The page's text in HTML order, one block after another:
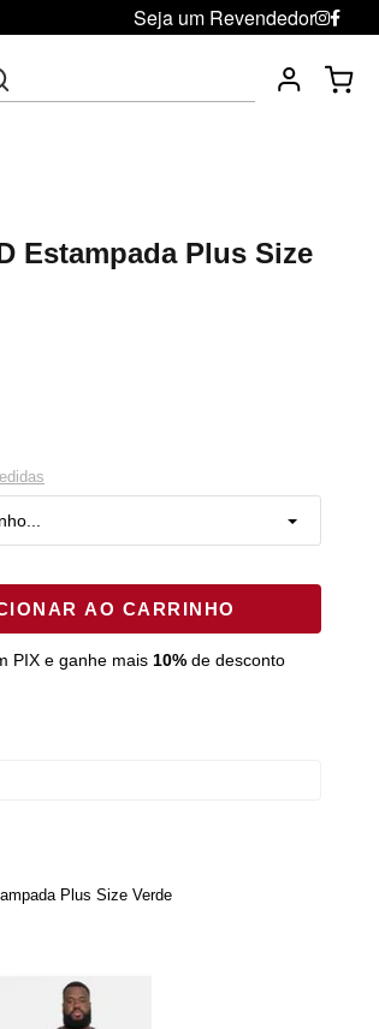
Seja um Revendedor
Estampada Plus Size
Restam mais de 6 itens
Esgotado
AO CARRINHO
PIX e ganhe mais 10%de desconto
Plus Size Verde